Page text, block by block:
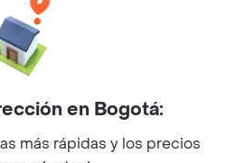
Facebook
Twitter
Instagram
en Bogotá:
más rápidas y los precios